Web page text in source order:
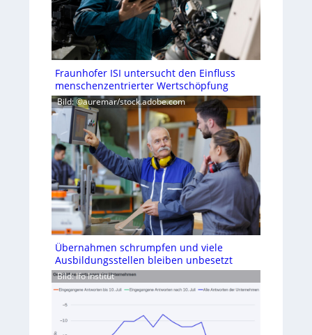
Fraunhofer ISI untersucht den Einfluss
menschenzentrierter Wertschöpfung
Bild: ©auremar/stock.adobe.com
Übernahmen schrumpfen und viele
Ausbildungsstellen bleiben unbesetzt
Bild: Ifo Institut